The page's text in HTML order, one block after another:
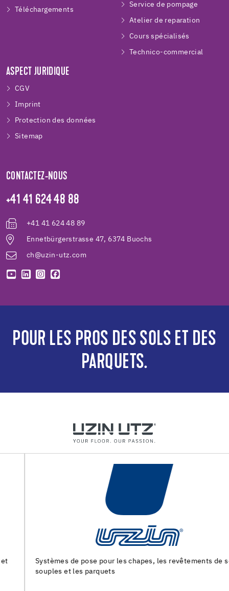
Téléchargements
Service de pompage
Atelier de reparation
Cours spécialisés
Technico-commercial
ASPECT JURIDIQUE
CGV
Imprint
Protection des données
Sitemap
CONTACTEZ-NOUS
+41 41 624 48 88
+41 41 624 48 89
Ennetbürgerstrasse 47, 6374 Buochs
ch@uzin-utz.com
POUR LES PROS DES SOLS ET DES
PARQUETS.
Systèmes de pose pour les chapes, les revêtements de sols
souples et les parquets